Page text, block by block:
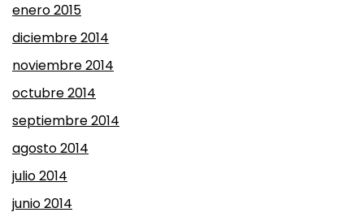
enero 2015
diciembre 2014
noviembre 2014
octubre 2014
septiembre 2014
agosto 2014
julio 2014
junio 2014